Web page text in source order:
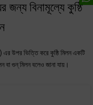
জন্য বিনামূল্যে কুষ্ঠি
এর উপর ভিত্তি করে কুষ্ঠি মিলন একটি
বা গুন্ মিলন বলেও জানা যায়।